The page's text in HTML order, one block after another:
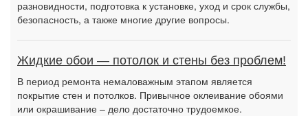
разновидности, подготовка к установке, уход и срок службы,
безопасность, а также многие другие вопросы.
Жидкие обои — потолок и стены без проблем!
В период ремонта немаловажным этапом является
покрытие стен и потолков. Привычное оклеивание обоями
или окрашивание – дело достаточно трудоемкое.